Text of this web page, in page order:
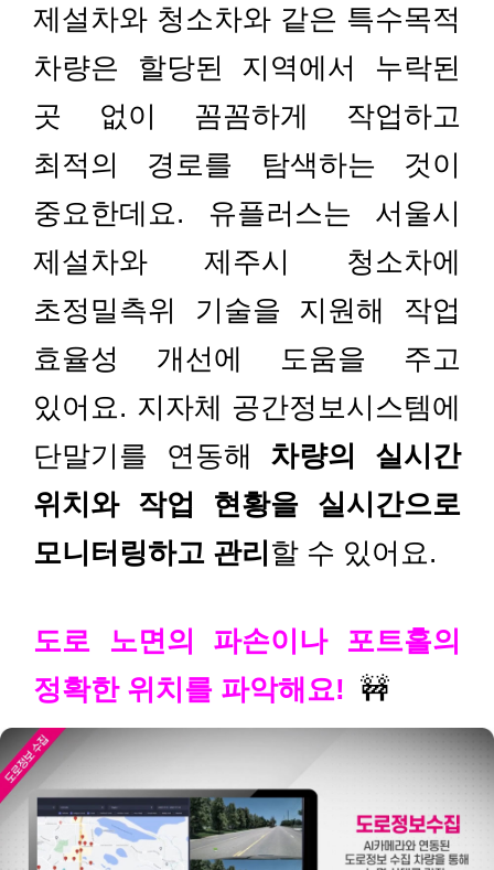
제설차와 청소차와 같은 특수목적
차량은 할당된 지역에서 누락된
곳 없이 꼼꼼하게 작업하고
최적의 경로를 탐색하는 것이
중요한데요. 유플러스는 서울시
제설차와 제주시 청소차에
초정밀측위 기술을 지원해 작업
효율성 개선에 도움을 주고
있어요. 지자체 공간정보시스템에
단말기를 연동해 차량의 실시간
위치와 작업 현황을 실시간으로
모니터링하고 관리 할 수 있어요.
도로 노면의 파손이나 포트홀의
정확한 위치를 파악해요! 🚧